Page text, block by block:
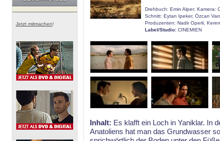
Jetzt mitmachen!
Drehbuch: Emin Alper; Kamera:
Schnitt: Eytan Ipeker, Özcan
Produzenten: Nadir Operli,
Label/Studio: CINEMIEN
Inhalt: Es klafft ein Loch in Yaniklar. In
Anatoliens hat man das Grundwasser